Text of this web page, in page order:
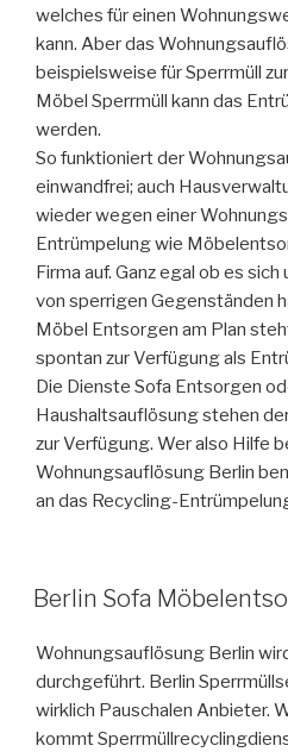
welches für einen
kann. Aber das
beispielsweise für Sperrmüll
Möbel Sperrmüll kann das
werden.
So funktioniert der
einwandfrei; auch
wieder wegen einer
Entrümpelung wie
Firma auf. Ganz egal ob es sich
von sperrigen Gegenständen
Möbel Entsorgen am Plan
spontan zur Verfügung als
Die Dienste Sofa Entsorgen
Haushaltsauflösung stehen
zur Verfügung. Wer also Hilfe
Wohnungsauflösung Berlin
an das Recycling-
VERÖFFENTLICHT
AM
Berlin Sofa
Wohnungsauflösung Berlin
durchgeführt. Berlin
wirklich Pauschalen Anbieter.
kommt